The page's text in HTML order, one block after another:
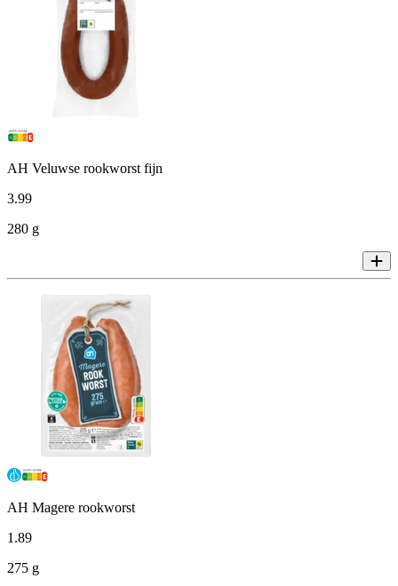
AH Veluwse rookworst fijn
3.99
280 g
AH Magere rookworst
1.89
275 g